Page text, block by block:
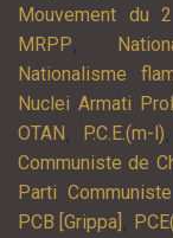
Mouvement du
MRPP,
Nationalisme
Nuclei Armati
OTAN, P.C.E.(m-l),
Communiste de
Parti
PCB [Grippa] ,